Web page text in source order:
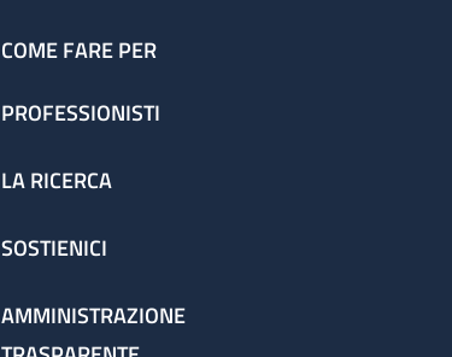
COME FARE PER
PROFESSIONISTI
LA RICERCA
SOSTIENICI
AMMINISTRAZIONE